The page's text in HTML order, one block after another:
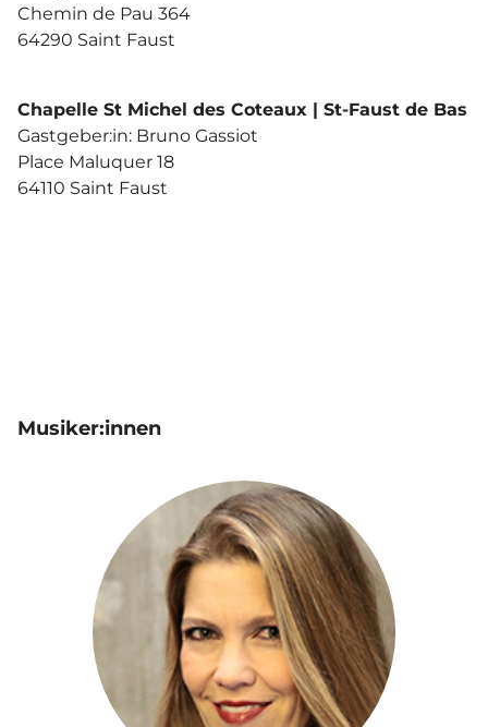
Chemin de Pau 364
64290 Saint Faust
Chapelle St Michel des Coteaux | St-Faust de Bas
Gastgeber:in: Bruno Gassiot
Place Maluquer 18
64110 Saint Faust
Musiker:innen